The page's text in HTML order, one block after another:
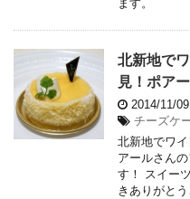
ます。
北新地で
見！ポア
2014/11/09
チーズケ
北新地でワ
アールさん
す！ スイー
きありがとう